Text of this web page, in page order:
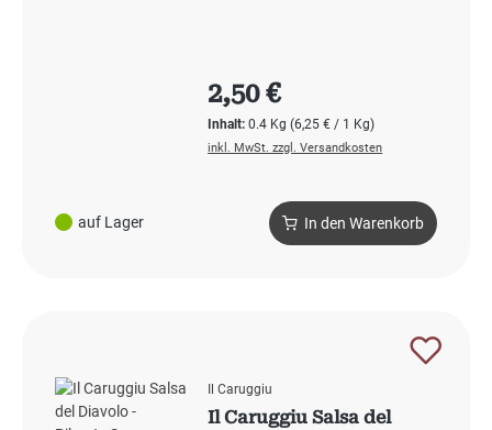
auf Lager
Inhalt:0.4 Kg(6,25 € / 1 Kg)
Regulärer Preis:
2,50 €
inkl. MwSt. zzgl. Versandkosten
In den Warenkorb
Il Caruggiu
Il Caruggiu Salsa del